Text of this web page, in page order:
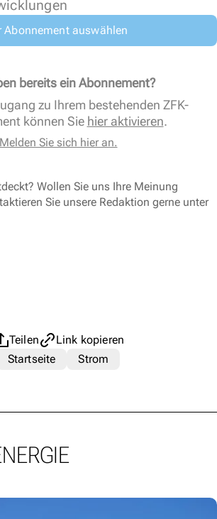
Abonnement auswählen
bereits ein Abonnement?
zu Ihrem bestehenden ZFK-
können Sie hier aktivieren.
Melden Sie sich hier an.
Wollen Sie uns Ihre Meinung
Sie unsere Redaktion gerne unter
Teilen
Link kopieren
Startseite
Strom